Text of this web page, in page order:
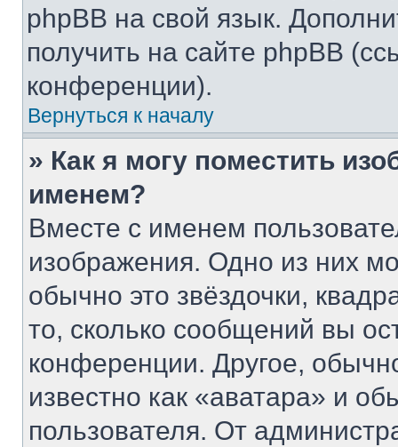
phpBB на свой язык.
получить на сайте phpBB
конференции).
Вернуться к началу
» Как я могу поместить
именем?
Вместе с именем
изображения. Одно из них
обычно это звёздочки,
то, сколько сообщений вы
конференции. Другое,
известно как «аватара» и
пользователя. От